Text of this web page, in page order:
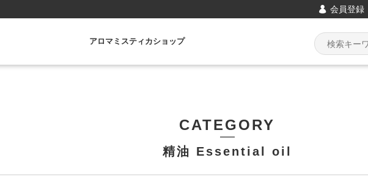
会員登録
アロマミスティカショップ
CATEGORY
精油 Essential oil